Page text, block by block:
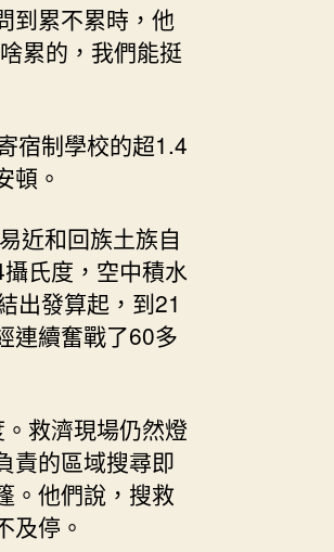
停
止
國
網〉
中
到累不累時，他
累的，我們能挺
宿制學校的超1.4
頓。
近和回族土族自
氏度，空中積水
出發算起，到21
連續奮戰了60多
救濟現場仍然燈
責的區域搜尋即
。他們說，搜救
及停。